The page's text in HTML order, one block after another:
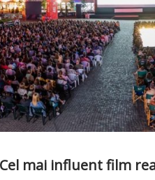
Cel mai influent film